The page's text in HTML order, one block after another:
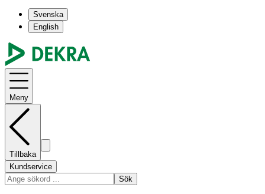
Svenska
English
Meny
Tillbaka
Kundservice
Sök